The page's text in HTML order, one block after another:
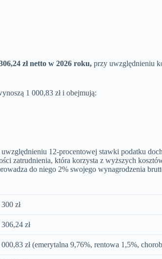
zł netto w 2026 roku, przy uwzględnieniu
1 000,83 zł i obejmują:
12-procentowej stawki podatku
zatrudnienia, która korzysta z wyższych
do niego 2% swojego wynagrodzenia
300 zł
306,24 zł
000,83 zł (emerytalna 9,76%, rentowa 1,5%,